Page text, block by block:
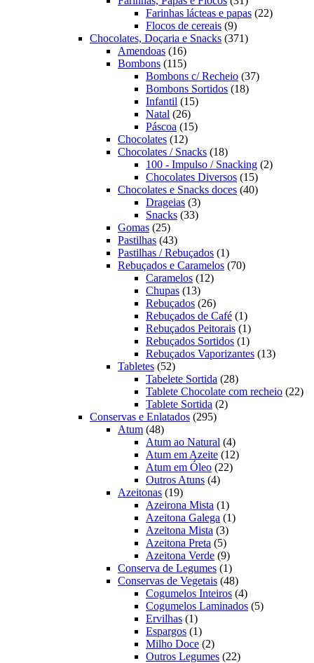
produtos
Farinhas lácteas e papas 2222
Flocos de cereais 99
produtos
Chocolates, Doçaria e Snacks 371371
Amendoas 1616
produtos
Bombons 115115
produtos
Bombons c/ Recheio 3737
Bombons Sortidos 1818
Infantil 1515
Natal 2626
produtos
Páscoa 1515
Chocolates 1212
produtos
Chocolates / Snacks 1818
produtos
100 - Impulso / Snacking 22
Chocolates Diversos 1515
produtos
Chocolates e Snacks doces 4040
Drageias 33
produtos
Snacks 3333
Gomas 2525
produtos
Pastilhas 4343
produtos
Pastilhas / Rebuçados 11
produto
Rebuçados e Caramelos 7070
Caramelos 1212
Chupas 1313
produtos
Rebuçados 2626
produtos
Rebuçados de Café 11
produto
Rebuçados Peitorais 11
produto
Rebuçados Sortidos 11
produto
Rebuçados Vaporizantes 1313
Tabletes 5252
produtos
Tabelete Sortida 2828
produtos
Tablete Chocolate com recheio 2222
Tablete Sortida 22
Conservas e Enlatados 295295
Atum 4848
produtos
Atum ao Natural 44
produtos
Atum em Azeite 1212
Atum em Óleo 2222
Outros Atuns 44
Azeitonas 1919
produtos
Azeirona Mista 11
produto
Azeitona Galega 11
Azeitona Mista 33
produtos
Azeitona Preta 55
produtos
Azeitona Verde 99
produtos
Conserva de Legumes 11
produto
Conservas de Vegetais 4848
produtos
Cogumelos Inteiros 44
produtos
Cogumelos Laminados 55
Ervilhas 11
produto
Espargos 11
produto
Milho Doce 22
produtos
Outros Legumes 2222